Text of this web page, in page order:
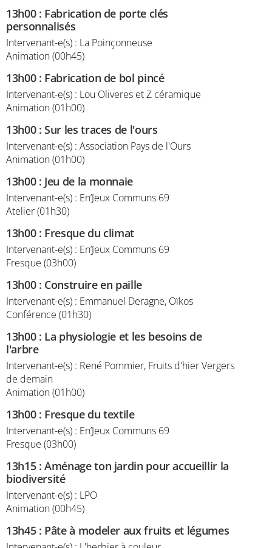
13h00: Fabrication de porte clés
personnalisés
Intervenant-e(s) : La Poinçonneuse
Animation (00h45)
13h00: Fabrication de bol pincé
Intervenant-e(s) : Lou Oliveres et Z céramique
Animation (01h00)
13h00:Sur les traces de l'ours
Intervenant-e(s) : Association Pays de l'Ours
Animation (01h00)
13h00: Jeu de la monnaie
Intervenant-e(s) : En’Jeux Communs 69
Atelier (01h30)
13h00: Fresque du climat
Intervenant-e(s) : En’Jeux Communs 69
Fresque (03h00)
13h00: Construire en paille
Intervenant-e(s) : Emmanuel Deragne, Oïkos
Conférence (01h30)
13h00: La physiologie et les besoins de
l'arbre
Intervenant-e(s) : René Pommier, Fruits d'hier Vergers
de demain
Animation (01h00)
13h00: Fresque du textile
Intervenant-e(s) : En’Jeux Communs 69
Fresque (03h00)
13h15:Aménage ton jardin pour accueillir la
biodiversité
Intervenant-e(s) : LPO
Animation (00h45)
13h45: Pâte à modeler aux fruits et légumes